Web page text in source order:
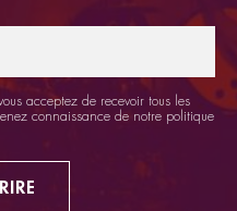
acceptez de recevoir tous les
connaissance de notre politique